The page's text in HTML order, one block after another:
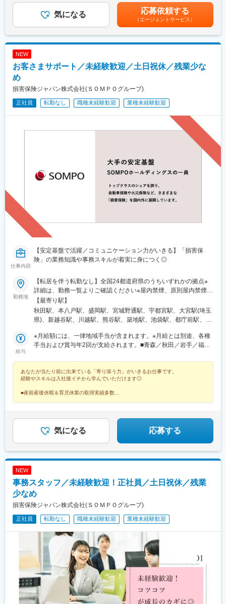
・新規開拓に依存せず、顧客提案と組織運営の両面に携われる
・収益偏重ではなく、顧客志向やチーム貢献が評価される制度
・富裕層ビジネスとマネジメント双方の経験が積める
・事業拡大に伴い、拠点責任者などの機会も豊富
■当社について
保険・住宅ローンなどを横断した金融サービスを提供していま
す。
現在はSBI新生銀行や地域金融機関との共同店舗を全国に展開し、
銀行の顧客基盤とSBIの金融機能を融合した新たな資産運用モデル
を推進しています。今後も拠点拡大を進め、成長を続けていま
からの紹介を通じた資産運用提案を担当。
・株式・投信・債券に加え、不動産小口化商品やオルタナティブ
投資など幅広い商材を扱い、顧客の資産全体に踏み込んだ提案が
可能。
・地方銀行から紹介される富裕層・経営者に対し、資産運用コン
サルティングを実施。
ます。銀行との関係構築（勉強会・情報連携）も重要な役割で
す。
（3） SBI新生銀行との共同店舗（SBI新生ウェルスマネジメン
・SBI新生銀行から紹介される顧客に対し、対面で資産運用提案を
・1日3～5件程度の商談機会があり、安定的なリード供給を背景
に提案力を磨ける環境です。
（4） FA部（来店型営業）
・セミナーやWEB予約経由で来店された顧客に対する資産運用コ
ります。若手比率が高く、教育・育成体制が充実している点も特
徴です。
・上場企業オーナーやIPO経営者などの超富裕層に対し、資産運
用・相続・事業承継を含めた高度なコンサルティングを実施。
営業が可能です。
■当社について
当社は、SBIグループの対面金融チャネルとして、証券・銀行・保
険・不動産などを組み合わせた総合的な資産コンサルティングを
ビジネスモデルを強みに、富裕層や経営者に対して本質的な提案
を実現しています。特定商品の販売にとらわれない「顧客本位の
変更の範囲：会社の定める業務
通じて上下する可能性があります。・賞与：1回／年（業績連
動）、昇給：2回／年賃金はあくまでも目安の金額であり、選考を
通じて上下する可能性があります。月給(月額)は固定手当を含めた
表記です。
気になる 応募依頼する
（エージェントサービス）
NEW
お客さまサポート／未経験歓迎／土日祝休／残業少な
め
損害保険ジャパン株式会社(ＳＯＭＰＯグループ)
正社員 転勤なし 職種未経験歓迎 業種未経験歓迎
仕事内容
【安定基盤で活躍／コミュニケーション力がいきる】「損害保
険」の業務知識や事務スキルが着実に身につく◎
勤務地
【転居を伴う転勤なし】全国24都道府県のうちいずれかの拠点※
詳細は、勤務一覧よりご確認ください※屋内禁煙、原則屋内禁煙
（喫煙室あり）等、ビルにより異なります。
【最寄り駅】
秋田駅、本八戸駅、盛岡駅、宮城野通駅、宇都宮駅、大宮駅(埼玉
県)、新越谷駅、川越駅、熊谷駅、築地駅、池袋駅、都庁前駅、新
駅、野町駅、名鉄岐阜駅、福井城址大名町駅、新浜松駅、沼津
駅、久屋大通駅、伏見駅(愛知県)、近鉄四日市駅、和歌山駅、本町
谷駅、新富町駅(東京都)、東池袋駅、西新宿駅、馬車道駅、京成成
田駅、市役所前駅(千葉県)、岐阜駅、足羽山公園口駅、浜松駅、栄
町駅(愛知県)、国際センター駅、あすなろう四日市駅、田中口駅、
心斎橋駅、東中央町駅、立町駅、高松築港駅、天神駅、櫛田神社
内駅、新千葉駅、仁愛女子高校駅、第一通り駅、丸の内駅(愛知
県)、堺筋本町駅、新西大寺町筋駅、紙屋町西駅、高松駅(香川
県)、西鉄福岡駅、祇園駅(福岡県)、辛島町駅、高見橋駅
給与
※月給額には、一律地域手当が含まれます。※月給とは別途、各種
手当および賞与年2回が支給されます。■青森／秋田／岩手／福井
／栃木／岐阜／三重／和歌山月給21万円以上■静岡／愛知／福岡
月給22万円以上■広島月給23万円以上■埼玉／千葉／大阪月給24万
円以上■東京／神奈川月給25万円以上
あなたが当たり前に出来ている「寄り添う力」がいきるお仕事です。
経験やスキルは入社後イチから学んでいただけます◎
■産前産後休暇＆育児休業の取得実績多数
気になる 応募する
NEW
事務スタッフ／未経験歓迎！正社員／土日祝休／残業
少なめ
損害保険ジャパン株式会社(ＳＯＭＰＯグループ)
正社員 転勤なし 職種未経験歓迎 業種未経験歓迎